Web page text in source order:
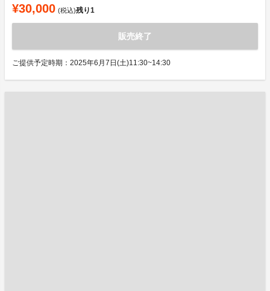
¥30,000 (税込)残り1
販売終了
ご提供予定時期：2025年6月7日(土)11:30~14:30